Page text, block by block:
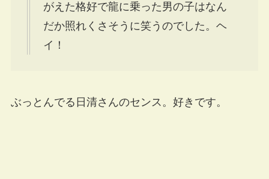
がえた格好で龍に乗った男の子はなん
だか照れくさそうに笑うのでした。ヘ
イ！
ぶっとんでる日清さんのセンス。好きです。